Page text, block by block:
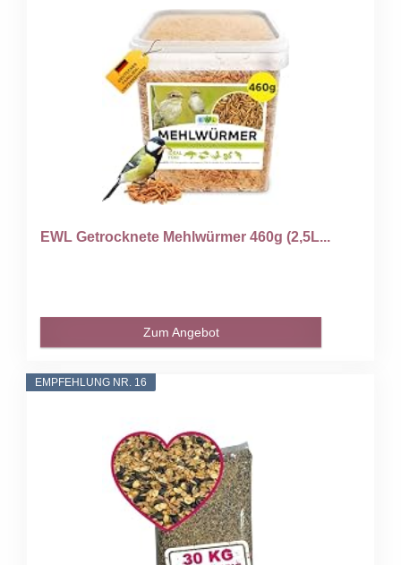
EWL Getrocknete Mehlwürmer 460g (2,5L...
Zum Angebot
EMPFEHLUNG NR. 16